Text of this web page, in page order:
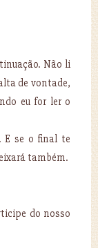
Não li
de vontade,
eu for ler o
E se o final te
também.
do nosso